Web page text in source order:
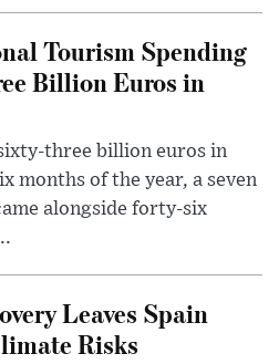
Tourism Spending
Billion Euros in
three billion euros in
months of the year, a seven
alongside forty-six
Leaves Spain
Risks